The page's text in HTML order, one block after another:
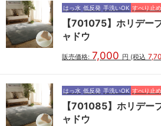
はっ水 低反発 手洗いOK すべり止め
【701075】ホリデ
ャドウ
販売価格: 7,000 円 (税込
はっ水 低反発 手洗いOK すべり止め
【701085】ホリデ
ャドウ